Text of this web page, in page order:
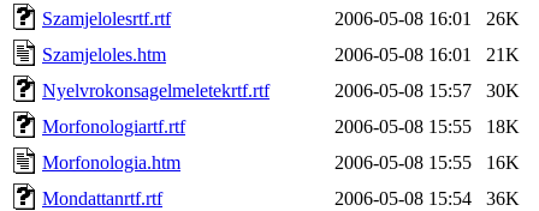
Szamjelolesrtf.rtf
2006-05-08 16:01
26K
Szamjeloles.htm
2006-05-08 16:01
21K
Nyelvrokonsagelmeletekrtf.rtf
2006-05-08 15:57
30K
Morfonologiartf.rtf
2006-05-08 15:55
18K
Morfonologia.htm
2006-05-08 15:55
16K
Mondattanrtf.rtf
2006-05-08 15:54
36K